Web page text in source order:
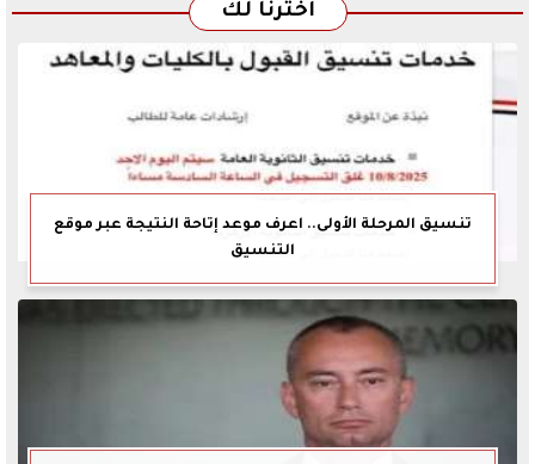
اخترنا لك
تنسيق المرحلة الأولى.. اعرف موعد إتاحة النتيجة عبر موقع
التنسيق